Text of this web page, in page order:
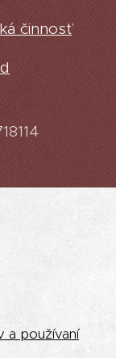
činnosť
a používaní